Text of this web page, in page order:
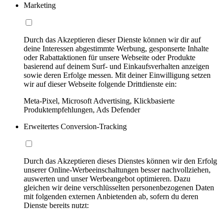
Marketing
Durch das Akzeptieren dieser Dienste können wir dir auf
deine Interessen abgestimmte Werbung, gesponserte Inhalte
oder Rabattaktionen für unsere Webseite oder Produkte
basierend auf deinem Surf- und Einkaufsverhalten anzeigen
sowie deren Erfolge messen. Mit deiner Einwilligung setzen
wir auf dieser Webseite folgende Drittdienste ein:
Meta-Pixel, Microsoft Advertising, Klickbasierte
Produktempfehlungen, Ads Defender
Erweitertes Conversion-Tracking
Durch das Akzeptieren dieses Dienstes können wir den Erfolg
unserer Online-Werbeeinschaltungen besser nachvollziehen,
auswerten und unser Werbeangebot optimieren. Dazu
gleichen wir deine verschlüsselten personenbezogenen Daten
mit folgenden externen Anbietenden ab, sofern du deren
Dienste bereits nutzt: